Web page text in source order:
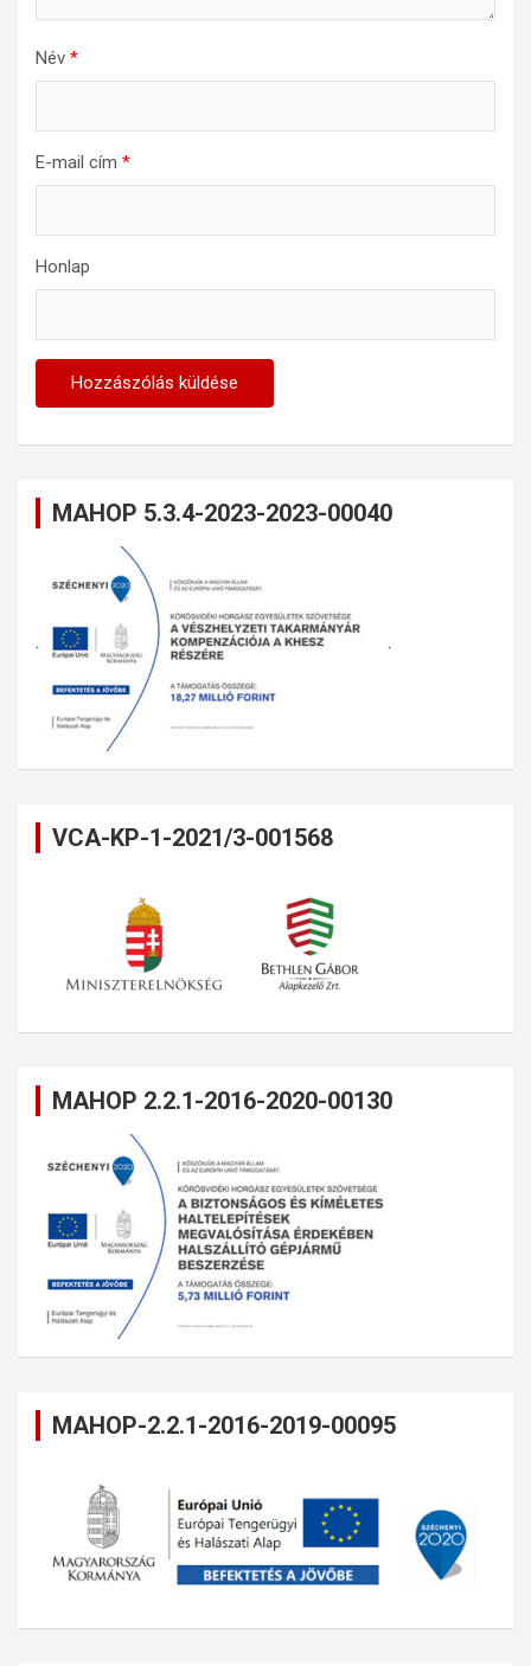
Név *
E-mail cím *
Honlap
MAHOP 5.3.4-2023-2023-00040
VCA-KP-1-2021/3-001568
MAHOP 2.2.1-2016-2020-00130
MAHOP-2.2.1-2016-2019-00095